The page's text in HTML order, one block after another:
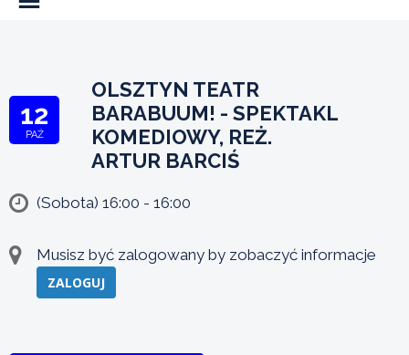
12
PAŹ
OLSZTYN TEATR
BARABUUM! - SPEKTAKL
KOMEDIOWY, REŻ.
ARTUR BARCIŚ
(Sobota) 16:00 - 16:00
Musisz być zalogowany by zobaczyć informacje
ZALOGUJ